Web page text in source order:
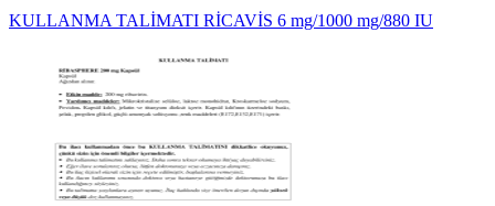
KULLANMA TALİMATI RİCAVİS 6 mg/1000 mg/880 IU